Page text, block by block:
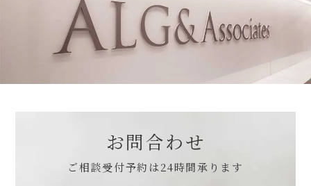
お問合わせ
ご相談受付予約は24時間承ります